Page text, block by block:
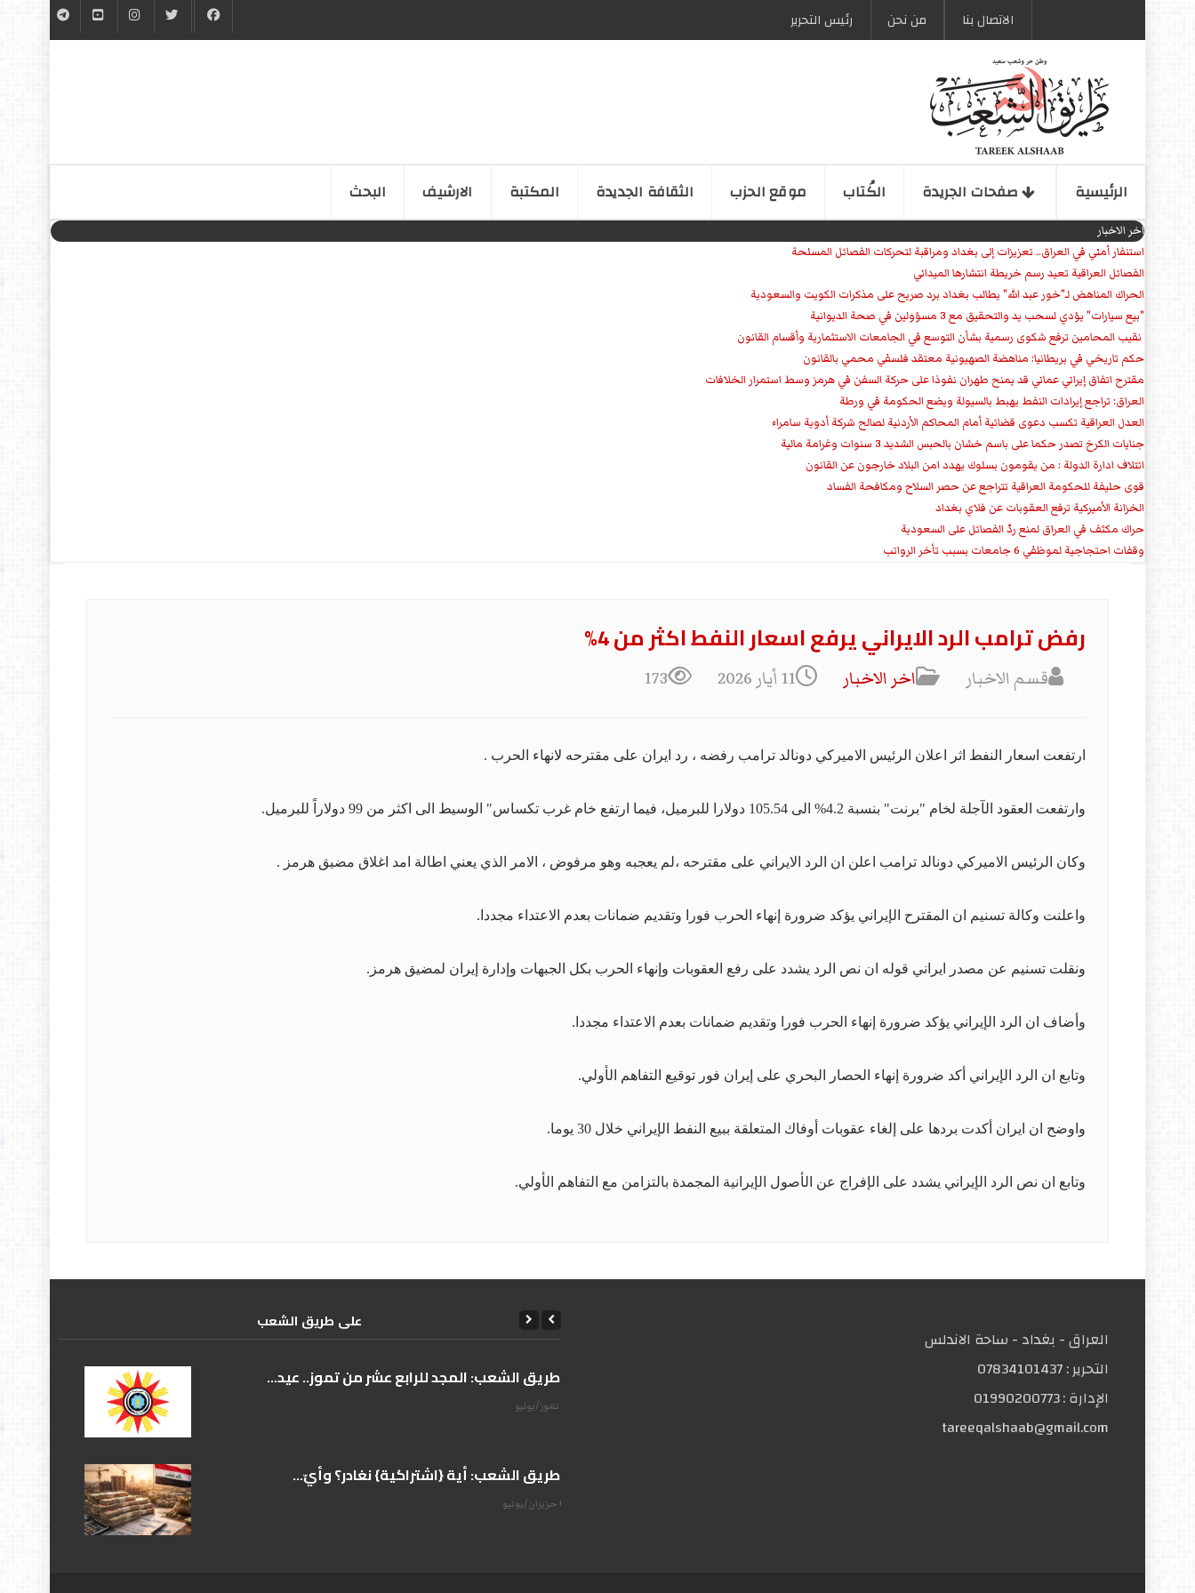
الاتصال بنا من نحن رئیس التحریر
الرئیسیة صفحات الجریدة الكُتاب موقع الحزب الثقافة الجدیدة المكتبة الارشیف البحث
اخر الاخبار
استنفار أمني في العراق.. تعزيزات إلى بغداد ومراقبة لتحركات الفصائل المسلحة
الفصائل العراقية تعيد رسم خريطة انتشارها الميداني
الحراك المناهض لـ"خور عبد الله" يطالب بغداد برد صريح على مذكرات الكويت والسعودية
"بيع سيارات" يؤدي لسحب يد والتحقيق مع 3 مسؤولين في صحة الديوانية
‏ نقيب المحامين ترفع شكوى رسمية بشأن التوسع في الجامعات الاستثمارية وأقسام القانون
حكم تاريخي في بريطانيا: مناهضة الصهيونية معتقد فلسفي محمي بالقانون
مقترح اتفاق إيراني عماني قد يمنح طهران نفوذا على حركة السفن في هرمز وسط استمرار الخلافات
العراق: تراجع إيرادات النفط يهبط بالسيولة ويضع الحكومة في ورطة
العدل العراقية تكسب دعوى قضائية أمام المحاكم الأردنية لصالح شركة أدوية سامراء
جنايات الكرخ تصدر حكما على باسم خشان بالحبس الشديد 3 سنوات وغرامة مالية
ائتلاف ادارة الدولة : من يقومون بسلوك يهدد امن البلاد خارجون عن القانون
قوى حليفة للحكومة العراقية تتراجع عن حصر السلاح ومكافحة الفساد
الخزانة الأميركية ترفع العقوبات عن فلاي بغداد
حراك مكثف في العراق لمنع ردّ الفصائل على السعودية
وقفات احتجاجية لموظفي 6 جامعات بسبب تأخر الرواتب
رفض ترامب الرد الايراني يرفع اسعار النفط اكثر من 4%
قسم الاخبار اخر الاخبار 11 أيار 2026 173
ارتفعت اسعار النفط اثر اعلان الرئيس الاميركي دونالد ترامب رفضه ، رد ايران على مقترحه لانهاء الحرب .
وارتفعت العقود الآجلة لخام "برنت" بنسبة 4.2% الى 105.54 دولارا للبرميل، فيما ارتفع خام غرب تكساس" الوسيط الى اكثر من 99 دولاراً للبرميل.
وكان الرئيس الاميركي دونالد ترامب اعلن ان الرد الايراني على مقترحه ،لم يعجبه وهو مرفوض ، الامر الذي يعني اطالة امد اغلاق مضيق هرمز .
واعلنت وكالة تسنيم ان المقترح الإيراني يؤكد ضرورة إنهاء الحرب فورا وتقديم ضمانات بعدم الاعتداء مجددا.
ونقلت تسنيم عن مصدر ايراني قوله ان نص الرد يشدد على رفع العقوبات وإنهاء الحرب بكل الجبهات وإدارة إيران لمضيق هرمز.
وأضاف ان الرد الإيراني يؤكد ضرورة إنهاء الحرب فورا وتقديم ضمانات بعدم الاعتداء مجددا.
وتابع ان الرد الإيراني أكد ضرورة إنهاء الحصار البحري على إيران فور توقيع التفاهم الأولي.
واوضح ان ايران أكدت بردها على إلغاء عقوبات أوفاك المتعلقة ببيع النفط الإيراني خلال 30 يوما.
وتابع ان نص الرد الإيراني يشدد على الإفراج عن الأصول الإيرانية المجمدة بالتزامن مع التفاهم الأولي.
العراق - بغداد - ساحة الاندلس
التحریر :07834101437
الإدارة :01990200773
tareeqalshaab@gmail.com
علی طریق الشعب
على طريق الشعب: المجد للرابع عشر من تموز.. عيد...
على طريق الشعب: أية {اشتراكية} نغادر؟ وأيّ...
07 حزيران/يونيو